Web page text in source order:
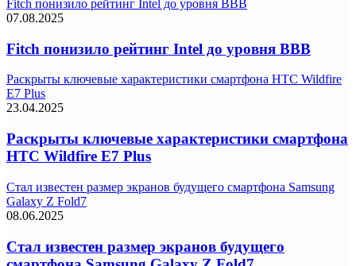
Fitch понизило рейтинг Intel до уровня BBB
07.08.2025
Fitch понизило рейтинг Intel до уровня BBB
Раскрыты ключевые характеристики смартфона HTC Wildfire
E7 Plus
23.04.2025
Раскрыты ключевые характеристики смартфона
HTC Wildfire E7 Plus
Стал известен размер экранов будущего смартфона Samsung
Galaxy Z Fold7
08.06.2025
Стал известен размер экранов будущего